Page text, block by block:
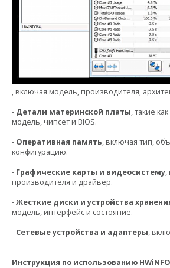
, включая модель, производителя,
- Детали материнской платы, такие
модель, чипсет и BIOS.
- Оперативная память, включая тип,
конфигурацию.
- Графические карты и видеосистему,
производителя и драйвер.
-Жесткие диски и устройства
модель, интерфейс и состояние.
- Сетевые устройства и адаптеры,
Инструкция по использованию